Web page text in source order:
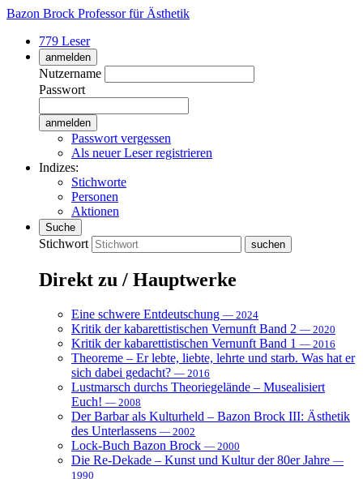
Bazon Brock Professor für Ästhetik
779 Leser
anmelden
Nutzername
Passwort
Passwort vergessen
Als neuer Leser registrieren
Indizes:
Stichworte
Personen
Aktionen
Suche
Stichwort
Direkt zu / Hauptwerke
Eine schwere Entdeutschung — 2024
Kritik der kabarettistischen Vernunft Band 2 — 2020
Kritik der kabarettistischen Vernunft Band 1 — 2016
Theoreme – Er lebte, liebte, lehrte und starb. Was hat er
sich dabei gedacht? — 2016
Lustmarsch durchs Theoriegelände – Musealisiert
Euch! — 2008
Der Barbar als Kulturheld – Bazon Brock III: Ästhetik
des Unterlassens — 2002
Lock-Buch Bazon Brock — 2000
Die Re-Dekade – Kunst und Kultur der 80er Jahre —
1990